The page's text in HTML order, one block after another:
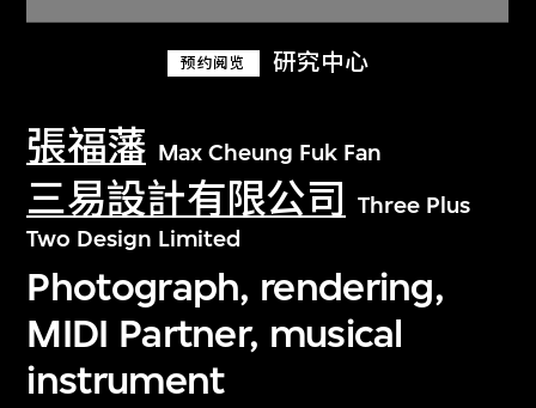
预约阅览 研究中心
張福藩 Max Cheung Fuk Fan
三易設計有限公司
Three Plus
Two Design Limited
Photograph, rendering,
MIDI Partner, musical
instrument
关于M+藏品
探索世界顶级的二十及二十一世纪视觉
文化藏品。